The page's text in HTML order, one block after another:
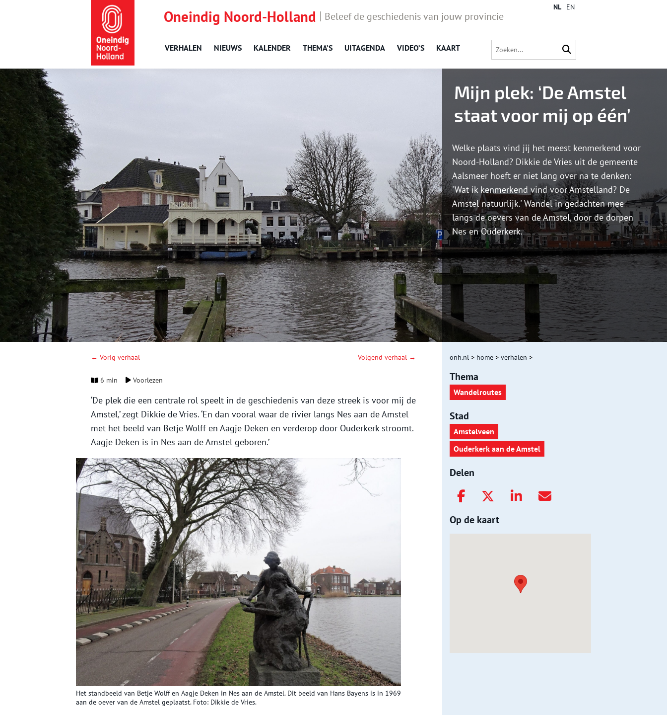
Oneindig Noord-Holland Beleef de geschiedenis van jouw provincie
VERHALEN NIEUWS KALENDER THEMA’S UITAGENDA VIDEO’S KAART
NL EN
Mijn plek: ‘De Amstel
staat voor mij op één’
Welke plaats vind jij het meest kenmerkend voor
Noord-Holland? Dikkie de Vries uit de gemeente
Aalsmeer hoeft er niet lang over na te denken:
'Wat ik kenmerkend vind voor Amstelland? De
Amstel natuurlijk.' Wandel in gedachten mee
langs de oevers van de Amstel, door de dorpen
Nes en Ouderkerk.
← Vorig verhaal Volgend verhaal →
6 min Voorlezen
‘De plek die een centrale rol speelt in de geschiedenis van deze streek is voor mij de
Amstel,’ zegt Dikkie de Vries. ‘En dan vooral waar de rivier langs Nes aan de Amstel
met het beeld van Betje Wolff en Aagje Deken en verderop door Ouderkerk stroomt.
Aagje Deken is in Nes aan de Amstel geboren.’
Het standbeeld van Betje Wolff en Aagje Deken in Nes aan de Amstel. Dit beeld van Hans Bayens is in 1969
aan de oever van de Amstel geplaatst. Foto: Dikkie de Vries.
onh.nl > home > verhalen >
Thema
Wandelroutes
Stad
Amstelveen
Ouderkerk aan de Amstel
Delen
Op de kaart